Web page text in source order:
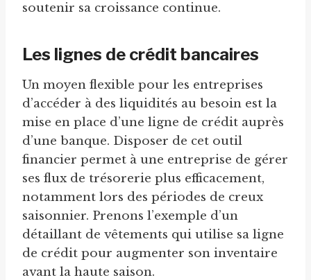
soutenir sa croissance continue.
Les lignes de crédit bancaires
Un moyen flexible pour les entreprises
d’accéder à des liquidités au besoin est la
mise en place d’une ligne de crédit auprès
d’une banque. Disposer de cet outil
financier permet à une entreprise de gérer
ses flux de trésorerie plus efficacement,
notamment lors des périodes de creux
saisonnier. Prenons l’exemple d’un
détaillant de vêtements qui utilise sa ligne
de crédit pour augmenter son inventaire
avant la haute saison.